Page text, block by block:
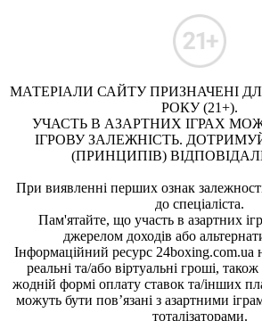
МАТЕРІАЛИ САЙТУ ПРИЗНАЧЕНІ
РОКУ (21+).
УЧАСТЬ В АЗАРТНИХ ІГРАХ
ІГРОВУ ЗАЛЕЖНІСТЬ.
(ПРИНЦИПІВ)
При виявленні перших ознак
до спеціаліста.
Пам'ятайте, що участь в азартних
джерелом доходів або
Інформаційний ресурс 24boxing.com.ua
реальні та/або віртуальні гроші,
жодній формі оплату ставок та/інших
можуть бути пов’язані з азартними
тоталізаторами.